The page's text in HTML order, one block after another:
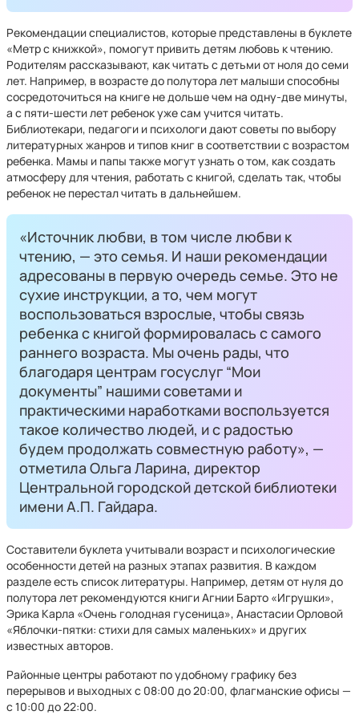
Рекомендации специалистов, которые представлены в буклете
«Метр с книжкой», помогут привить детям любовь к чтению.
Родителям рассказывают, как читать с детьми от ноля до семи
лет. Например, в возрасте до полутора лет малыши способны
сосредоточиться на книге не дольше чем на одну-две минуты,
а с пяти-шести лет ребенок уже сам учится читать.
Библиотекари, педагоги и психологи дают советы по выбору
литературных жанров и типов книг в соответствии с возрастом
ребенка. Мамы и папы также могут узнать о том, как создать
атмосферу для чтения, работать с книгой, сделать так, чтобы
ребенок не перестал читать в дальнейшем.
«Источник любви, в том числе любви к
чтению, — это семья. И наши рекомендации
адресованы в первую очередь семье. Это не
сухие инструкции, а то, чем могут
воспользоваться взрослые, чтобы связь
ребенка с книгой формировалась с самого
раннего возраста. Мы очень рады, что
благодаря центрам госуслуг “Мои
документы” нашими советами и
практическими наработками воспользуется
такое количество людей, и с радостью
будем продолжать совместную работу», —
отметила Ольга Ларина, директор
Центральной городской детской библиотеки
имени А.П. Гайдара.
Составители буклета учитывали возраст и психологические
особенности детей на разных этапах развития. В каждом
разделе есть список литературы. Например, детям от нуля до
полутора лет рекомендуются книги Агнии Барто «Игрушки»,
Эрика Карла «Очень голодная гусеница», Анастасии Орловой
«Яблочки-пятки: стихи для самых маленьких» и других
известных авторов.
Районные центры работают по удобному графику без
перерывов и выходных с 08:00 до 20:00, флагманские офисы —
с 10:00 до 22:00.